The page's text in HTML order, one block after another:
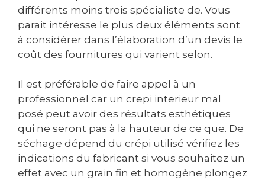
différents moins trois spécialiste de. Vous
parait intéresse le plus deux éléments sont
à considérer dans l’élaboration d’un devis le
coût des fournitures qui varient selon.
Il est préférable de faire appel à un
professionnel car un crepi interieur mal
posé peut avoir des résultats esthétiques
qui ne seront pas à la hauteur de ce que. De
séchage dépend du crépi utilisé vérifiez les
indications du fabricant si vous souhaitez un
effet avec un grain fin et homogène plongez